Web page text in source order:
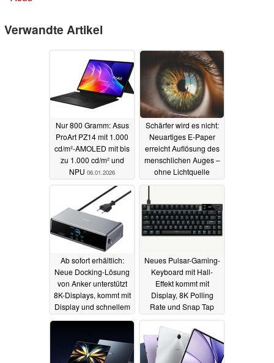
Verwandte Artikel
Nur 800 Gramm: Asus
ProArt PZ14 mit 1.000
cd/m²-AMOLED mit bis
zu 1.000 cd/m² und
NPU 06.01.2026
Schärfer wird es nicht:
Neuartiges E-Paper
erreicht Auflösung des
menschlichen Auges –
ohne Lichtquelle
Ab sofort erhältlich:
Neue Docking-Lösung
von Anker unterstützt
8K-Displays, kommt mit
Display und schnellem
Ethernet23.09.2025
Neues Pulsar-Gaming-
Keyboard mit Hall-
Effekt kommt mit
Display, 8K Polling
Rate und Snap Tap